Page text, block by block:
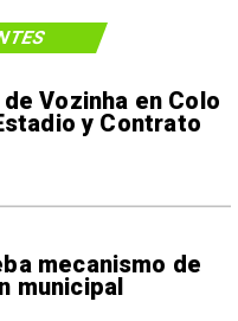
Vozinha en Colo
y Contrato
mecanismo de
municipal